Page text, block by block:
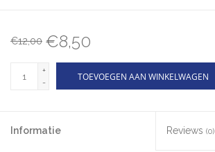
€12,00 €8,50
+
-
TOEVOEGEN AAN WINKELWAGEN
Informatie Reviews (0)